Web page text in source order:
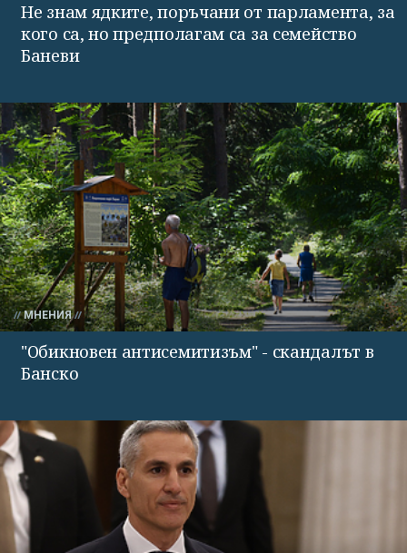
Не знам ядките, поръчани от парламента, за
кого са, но предполагам са за семейство
Баневи
МНЕНИЯ
"Обикновен антисемитизъм" - скандалът в
Банско